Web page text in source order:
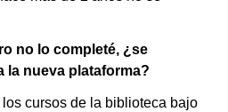
no lo completé, ¿se
la nueva plataforma?
cursos de la biblioteca bajo